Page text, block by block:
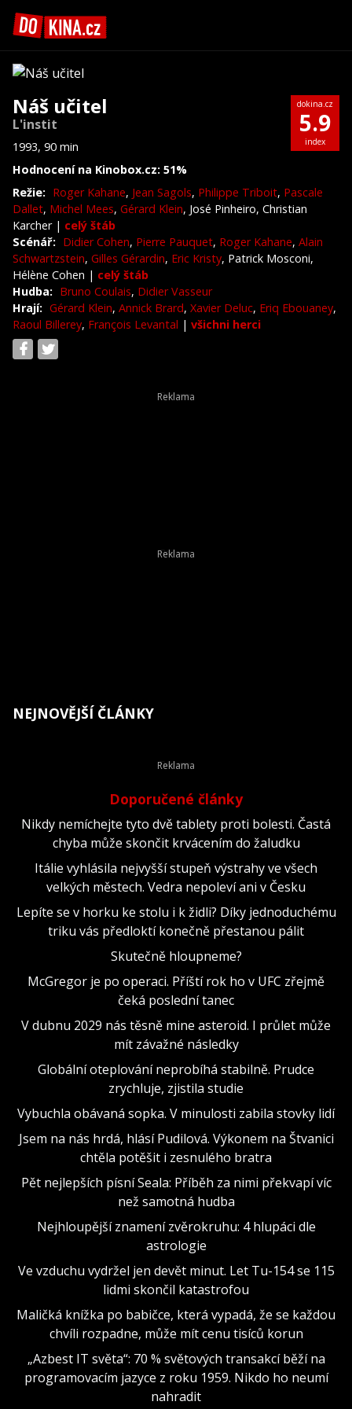
Náš učitel
L'instit
1993, 90 min
Hodnocení na Kinobox.cz: 51%
dokina.cz
5.9
index
Režie: Roger Kahane, Jean Sagols, Philippe Triboit, Pascale
Dallet, Michel Mees, Gérard Klein, José Pinheiro, Christian
Karcher | celý štáb
Scénář: Didier Cohen, Pierre Pauquet, Roger Kahane, Alain
Schwartzstein, Gilles Gérardin, Eric Kristy, Patrick Mosconi,
Hélène Cohen | celý štáb
Hudba: Bruno Coulais, Didier Vasseur
Hrají: Gérard Klein, Annick Brard, Xavier Deluc, Eriq Ebouaney,
Raoul Billerey, François Levantal | všichni herci
NEJNOVĚJŠÍ ČLÁNKY
Doporučené články
Nikdy nemíchejte tyto dvě tablety proti bolesti. Častá
chyba může skončit krvácením do žaludku
Itálie vyhlásila nejvyšší stupeň výstrahy ve všech
velkých městech. Vedra nepoleví ani v Česku
Lepíte se v horku ke stolu i k židli? Díky jednoduchému
triku vás předloktí konečně přestanou pálit
Skutečně hloupneme?
McGregor je po operaci. Příští rok ho v UFC zřejmě
čeká poslední tanec
V dubnu 2029 nás těsně mine asteroid. I průlet může
mít závažné následky
Globální oteplování neprobíhá stabilně. Prudce
zrychluje, zjistila studie
Vybuchla obávaná sopka. V minulosti zabila stovky lidí
Jsem na nás hrdá, hlásí Pudilová. Výkonem na Štvanici
chtěla potěšit i zesnulého bratra
Pět nejlepších písní Seala: Příběh za nimi překvapí víc
než samotná hudba
Nejhloupější znamení zvěrokruhu: 4 hlupáci dle
astrologie
Ve vzduchu vydržel jen devět minut. Let Tu-154 se 115
lidmi skončil katastrofou
Maličká knížka po babičce, která vypadá, že se každou
chvíli rozpadne, může mít cenu tisíců korun
„Azbest IT světa“: 70 % světových transakcí běží na
programovacím jazyce z roku 1959. Nikdo ho neumí
nahradit